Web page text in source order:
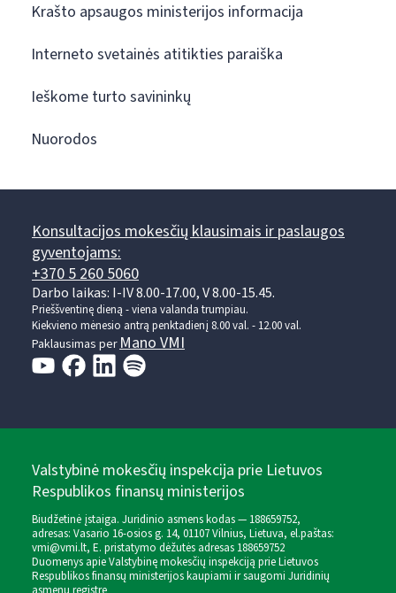
Krašto apsaugos ministerijos informacija
Interneto svetainės atitikties paraiška
Ieškome turto savininkų
Nuorodos
Konsultacijos mokesčių klausimais ir paslaugos
gyventojams:
+370 5 260 5060
Darbo laikas: I-IV 8.00-17.00, V 8.00-15.45.
Prieššventinę dieną - viena valanda trumpiau.
Kiekvieno mėnesio antrą penktadienį 8.00 val. - 12.00 val.
Paklausimas perMano VMI
Valstybinė mokesčių inspekcija prie Lietuvos
Respublikos finansų ministerijos
Biudžetinė įstaiga. Juridinio asmens kodas — 188659752,
adresas: Vasario 16-osios g. 14, 01107 Vilnius, Lietuva, el.paštas:
vmi@vmi.lt, E. pristatymo dėžutės adresas 188659752
Duomenys apie Valstybinę mokesčių inspekciją prie Lietuvos
Respublikos finansų ministerijos kaupiami ir saugomi Juridinių